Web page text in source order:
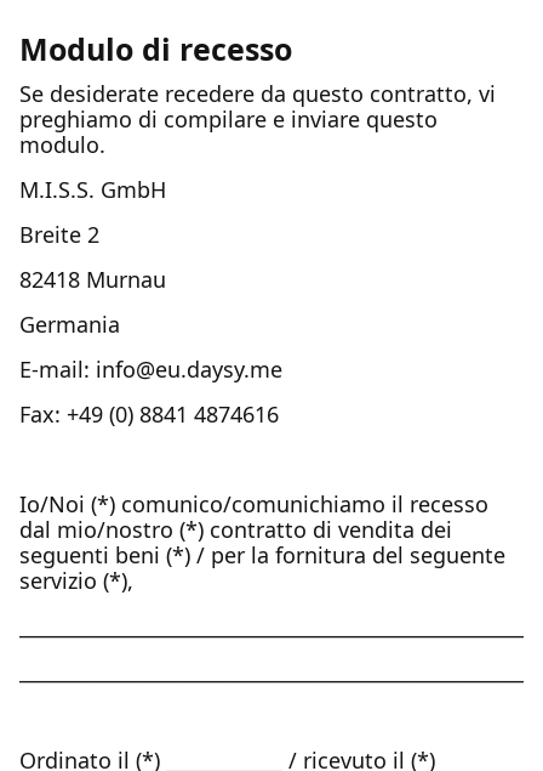
Modulo di recesso
Se desiderate recedere da questo contratto, vi
preghiamo di compilare e inviare questo
modulo.
M.I.S.S. GmbH
Breite 2
82418 Murnau
Germania
E-mail: info@eu.daysy.me
Fax: +49 (0) 8841 4874616
Io/Noi (*) comunico/comunichiamo il recesso
dal mio/nostro (*) contratto di vendita dei
seguenti beni (*) / per la fornitura del seguente
servizio (*),
Ordinato il (*) ____________ / ricevuto il (*)